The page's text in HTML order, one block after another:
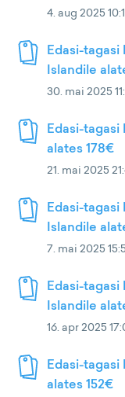
4. aug 2025
Edasi-
Islandile
30. mai 2025
Edasi-
alates 178€
21. mai 2025
Edasi-
Islandile
7. mai 2025
Edasi-
Islandile
16. apr 2025
Edasi-
alates 152€